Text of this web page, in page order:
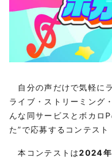
自分の声だけで気軽に
ライブ・ストリーミング
んな同サービスとボカロ
た”で応募するコンテス
本コンテストは2024年